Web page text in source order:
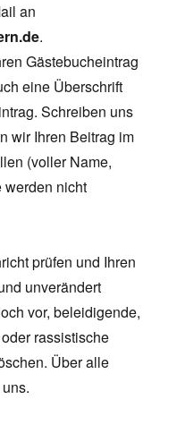
an
.
Gästebucheintrag
eine Überschrift
Schreiben uns
wir Ihren Beitrag im
(voller Name,
werden nicht
prüfen und Ihren
unverändert
vor, beleidigende,
rassistische
Über alle